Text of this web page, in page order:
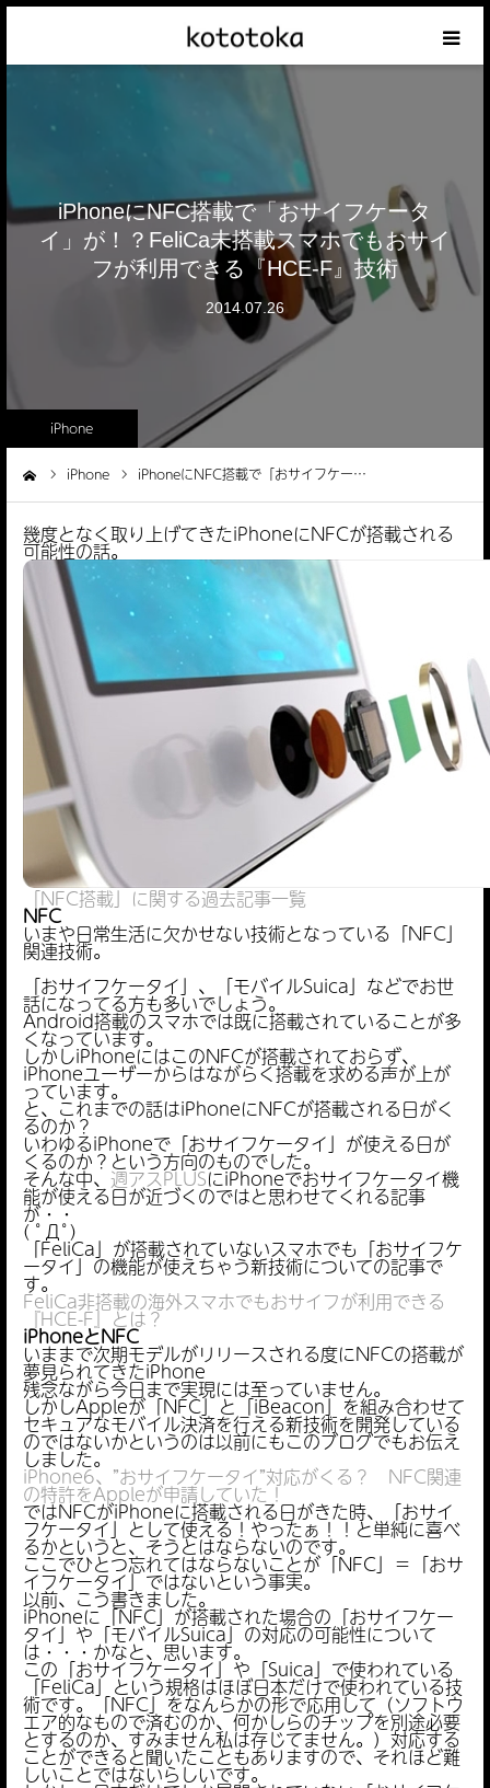
iPhoneにNFC搭載で「おサイフケータ
イ」が！？FeliCa未搭載スマホでもおサイ
フが利用できる『HCE-F』技術
2014.07.26
iPhone
iPhone iPhoneにNFC搭載で「おサイフケー…
幾度となく取り上げてきたiPhoneにNFCが搭載される
可能性の話。
「NFC搭載」に関する過去記事一覧
NFC
いまや日常生活に欠かせない技術となっている「NFC」
関連技術。
「おサイフケータイ」、「モバイルSuica」などでお世
話になってる方も多いでしょう。
Android搭載のスマホでは既に搭載されていることが多
くなっています。
しかしiPhoneにはこのNFCが搭載されておらず、
iPhoneユーザーからはながらく搭載を求める声が上が
っています。
と、これまでの話はiPhoneにNFCが搭載される日がく
るのか？
いわゆるiPhoneで「おサイフケータイ」が使える日が
くるのか？という方向のものでした。
そんな中、 週アスPLUSにiPhoneでおサイフケータイ機
能が使える日が近づくのではと思わせてくれる記事
が・・
( ﾟДﾟ)
「FeliCa」が搭載されていないスマホでも「おサイフケ
ータイ」の機能が使えちゃう新技術についての記事で
す。
FeliCa非搭載の海外スマホでもおサイフが利用できる
『HCE-F』とは？
iPhoneとNFC
いままで次期モデルがリリースされる度にNFCの搭載が
夢見られてきたiPhone
残念ながら今日まで実現には至っていません。
しかしAppleが「NFC」と「iBeacon」を組み合わせて
セキュアなモバイル決済を行える新技術を開発している
のではないかというのは以前にもこのブログでもお伝え
しました。
iPhone6、”おサイフケータイ”対応がくる？ NFC関連
の特許をAppleが申請していた！
ではNFCがiPhoneに搭載される日がきた時、「おサイ
フケータイ」として使える！やったぁ！！と単純に喜べ
るかというと、そうとはならないのです。
ここでひとつ忘れてはならないことが「NFC」＝「おサ
イフケータイ」ではないという事実。
以前、こう書きました。
iPhoneに「NFC」が搭載された場合の「おサイフケー
タイ」や「モバイルSuica」の対応の可能性について
は・・・かなと、思います。
この「おサイフケータイ」や「Suica」で使われている
「FeliCa」という規格はほぼ日本だけで使われている技
術です。「NFC」をなんらかの形で応用して（ソフトウ
エア的なもので済むのか、何かしらのチップを別途必要
とするのか、すみません私は存じてません。）対応する
ことができると聞いたこともありますので、それほど難
しいことではないらしいです。
Appleの話
クレジットカードの話
iPhoneの話
その他の話